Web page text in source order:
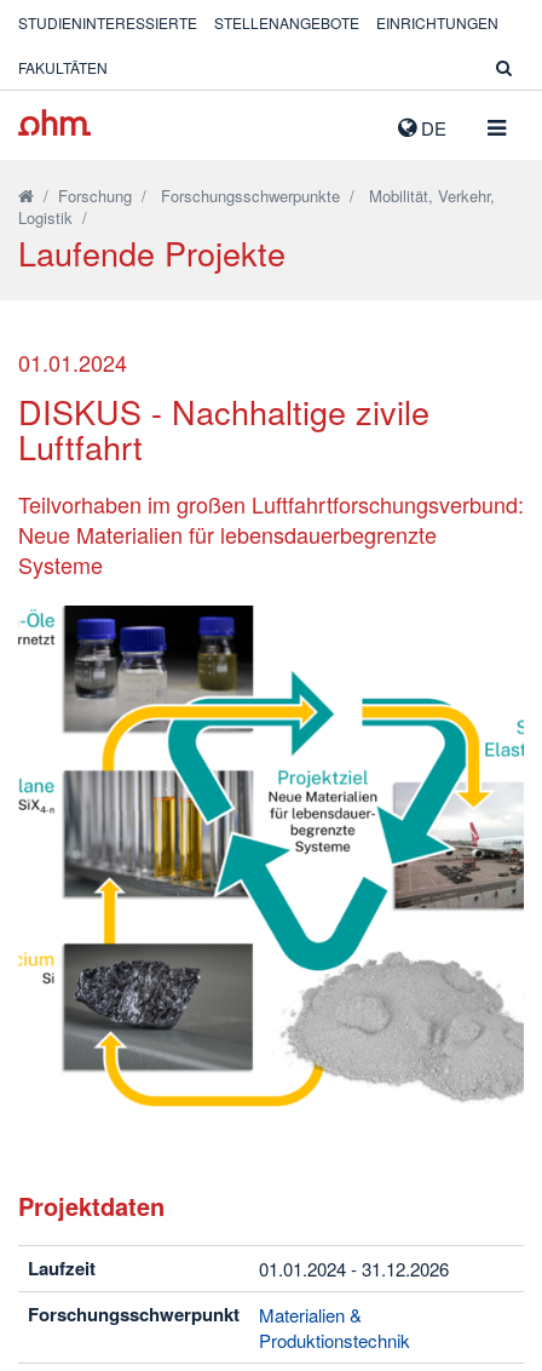
DE
STUDIENINTERESSIERTE STELLENANGEBOTE EINRICHTUNGEN
FAKULTÄTEN
/ Forschung / Forschungsschwerpunkte / Mobilität, Verkehr,
Logistik /
Laufende Projekte
01.01.2024
DISKUS - Nachhaltige zivile
Luftfahrt
Teilvorhaben im großen Luftfahrtforschungsverbund:
Neue Materialien für lebensdauerbegrenzte
Systeme
Projektdaten
Laufzeit 01.01.2024 - 31.12.2026
Forschungsschwerpunkt
Materialien &
Produktionstechnik